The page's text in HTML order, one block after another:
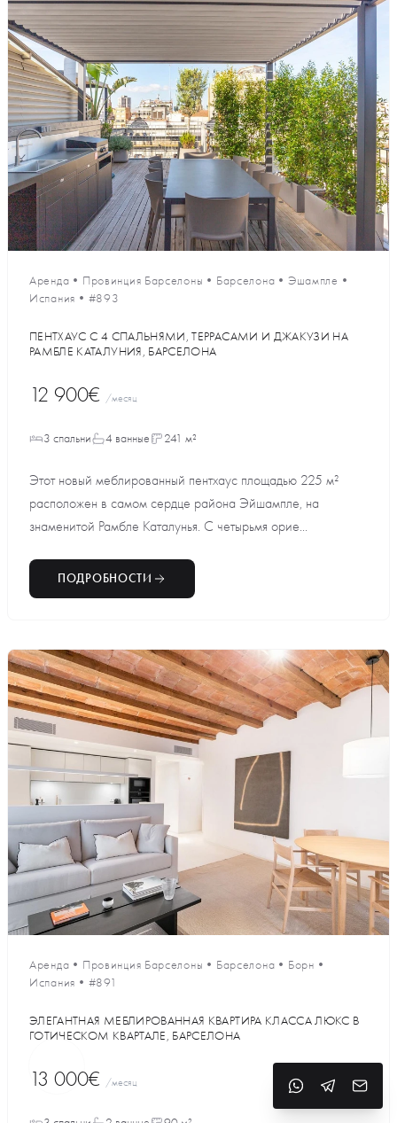
Аренда • Провинция Барселоны • Барселона • Эшампле •
Испания • #893
ПЕНТХАУС С 4 СПАЛЬНЯМИ, ТЕРРАСАМИ И ДЖАКУЗИ НА
РАМБЛЕ КАТАЛУНИЯ, БАРСЕЛОНА
12 900€ /месяц
3 спальни 4 ванные 241 м²
Этот новый меблированный пентхаус площадью 225 м²
расположен в самом сердце района Эйшампле, на
знаменитой Рамбле Каталунья. С четырьмя орие...
ПОДРОБНОСТИ
Аренда • Провинция Барселоны • Барселона • Борн •
Испания • #891
ЭЛЕГАНТНАЯ МЕБЛИРОВАННАЯ КВАРТИРА КЛАССА ЛЮКС В
ГОТИЧЕСКОМ КВАРТАЛЕ, БАРСЕЛОНА
13 000€ /месяц